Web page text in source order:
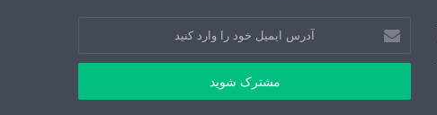
ایمیل
خود
وارد